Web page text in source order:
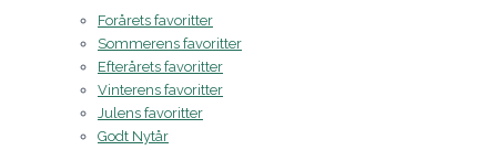
Forårets favoritter
Sommerens favoritter
Efterårets favoritter
Vinterens favoritter
Julens favoritter
Godt Nytår